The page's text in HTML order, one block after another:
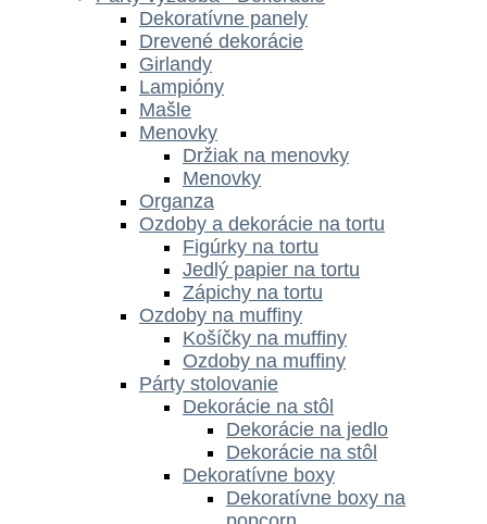
Dekoratívne panely
Drevené dekorácie
Girlandy
Lampióny
Mašle
Menovky
Držiak na menovky
Menovky
Organza
Ozdoby a dekorácie na tortu
Figúrky na tortu
Jedlý papier na tortu
Zápichy na tortu
Ozdoby na muffiny
Košíčky na muffiny
Ozdoby na muffiny
Párty stolovanie
Dekorácie na stôl
Dekorácie na jedlo
Dekorácie na stôl
Dekoratívne boxy
Dekoratívne boxy na